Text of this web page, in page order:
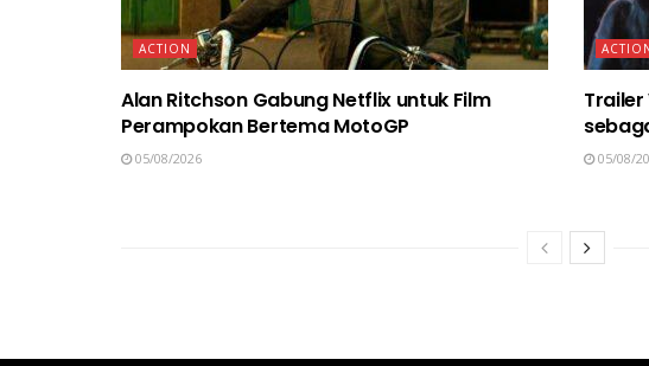
ACTION
Alan Ritchson Gabung Netflix untuk Film
Perampokan Bertema MotoGP
05/08/2026
Trailer
05/08/